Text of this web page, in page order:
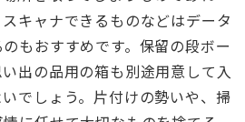
キャナできるものなどはデータ
もおすすめです。保留の段ボー
出の品用の箱も別途用意して入
でしょう。片付けの勢いや、掃